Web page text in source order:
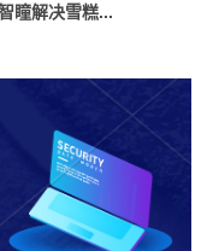
瞳解决雪糕...